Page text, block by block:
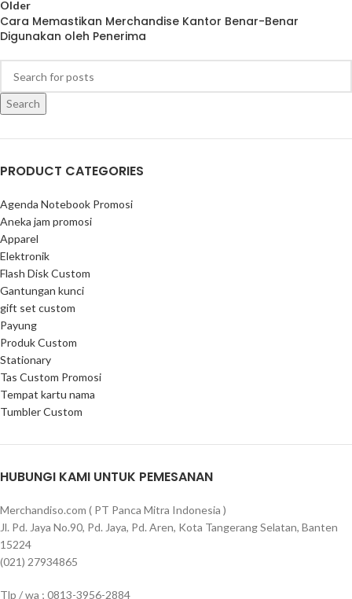
Older
Cara Memastikan Merchandise Kantor Benar-Benar
Digunakan oleh Penerima
Search
PRODUCT CATEGORIES
Agenda Notebook Promosi
Aneka jam promosi
Apparel
Elektronik
Flash Disk Custom
Gantungan kunci
gift set custom
Payung
Produk Custom
Stationary
Tas Custom Promosi
Tempat kartu nama
Tumbler Custom
HUBUNGI KAMI UNTUK PEMESANAN
Merchandiso.com ( PT Panca Mitra Indonesia )
Jl. Pd. Jaya No.90, Pd. Jaya, Pd. Aren, Kota Tangerang Selatan, Banten
15224
(021) 27934865
Tlp / wa ; 0813-3956-2884